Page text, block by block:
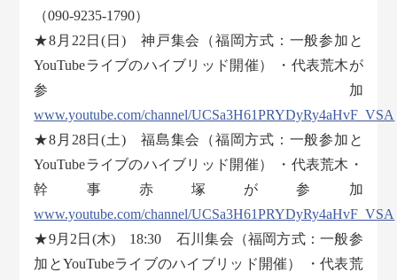
（090-9235-1790）
★8月22日(日) 神戸集会（福岡方式：一般参加と
YouTubeライブのハイブリッド開催） ・代表荒木が
参加
www.youtube.com/channel/UCSa3H61PRYDyRy4aHvF_VSA
★8月28日(土) 福島集会（福岡方式：一般参加と
YouTubeライブのハイブリッド開催） ・代表荒木・
幹事赤塚が参加
www.youtube.com/channel/UCSa3H61PRYDyRy4aHvF_VSA
★9月2日(木) 18:30 石川集会（福岡方式：一般参
加とYouTubeライブのハイブリッド開催） ・代表荒